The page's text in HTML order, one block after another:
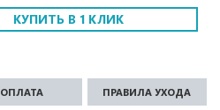
КУПИТЬ В 1 КЛИК
ОПЛАТА ПРАВИЛА УХОДА